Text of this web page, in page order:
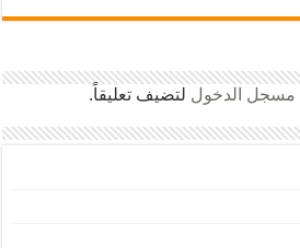
مسجل الدخول لتضيف تعليقاً.